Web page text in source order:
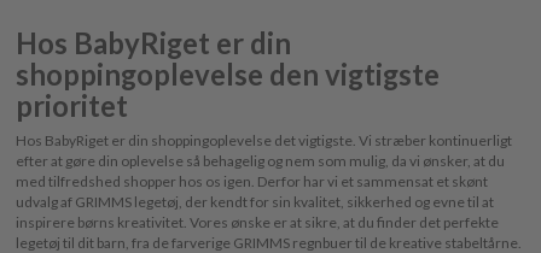
Hos BabyRiget er din
shoppingoplevelse den vigtigste
prioritet
Hos BabyRiget er din shoppingoplevelse det vigtigste. Vi stræber kontinuerligt
efter at gøre din oplevelse så behagelig og nem som mulig, da vi ønsker, at du
med tilfredshed shopper hos os igen. Derfor har vi et sammensat et skønt
udvalg af GRIMMS legetøj, der kendt for sin kvalitet, sikkerhed og evne til at
inspirere børns kreativitet. Vores ønske er at sikre, at du finder det perfekte
legetøj til dit barn, fra de farverige GRIMMS regnbuer til de kreative stabeltårne.